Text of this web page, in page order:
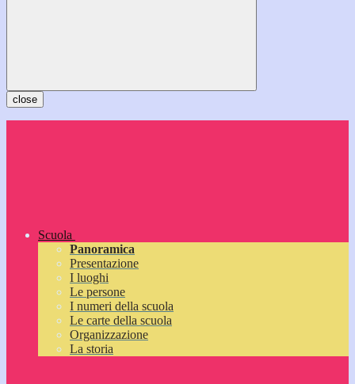
close
Scuola
Panoramica
Presentazione
I luoghi
Le persone
I numeri della scuola
Le carte della scuola
Organizzazione
La storia